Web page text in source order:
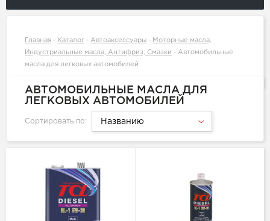
Главная - Каталог - Автоаксессуары - Моторные масла,
Индустриальные масла, Антифриз, Смазки - Автомобильные
масла для легковых автомобилей
АВТОМОБИЛЬНЫЕ МАСЛА ДЛЯ
ЛЕГКОВЫХ АВТОМОБИЛЕЙ
Сортировать по: Названию